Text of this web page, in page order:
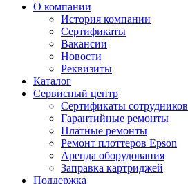
О компании
История компании
Сертификаты
Вакансии
Новости
Реквизиты
Каталог
Сервисный центр
Сертификаты сотрудников
Гарантийные ремонты
Платные ремонты
Ремонт плоттеров Epson
Аренда оборудования
Заправка картриджей
Поддержка